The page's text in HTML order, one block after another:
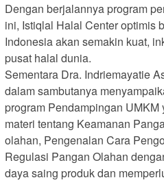
Dengan berjalannya program
ini, Istiqlal Halal Center optimis
Indonesia akan semakin kuat,
pusat halal dunia.
Sementara Dra. Indriemayatie
dalam sambutanya
program Pendampingan
materi tentang Keamanan
olahan, Pengenalan Cara
Regulasi Pangan Olahan
daya saing produk dan